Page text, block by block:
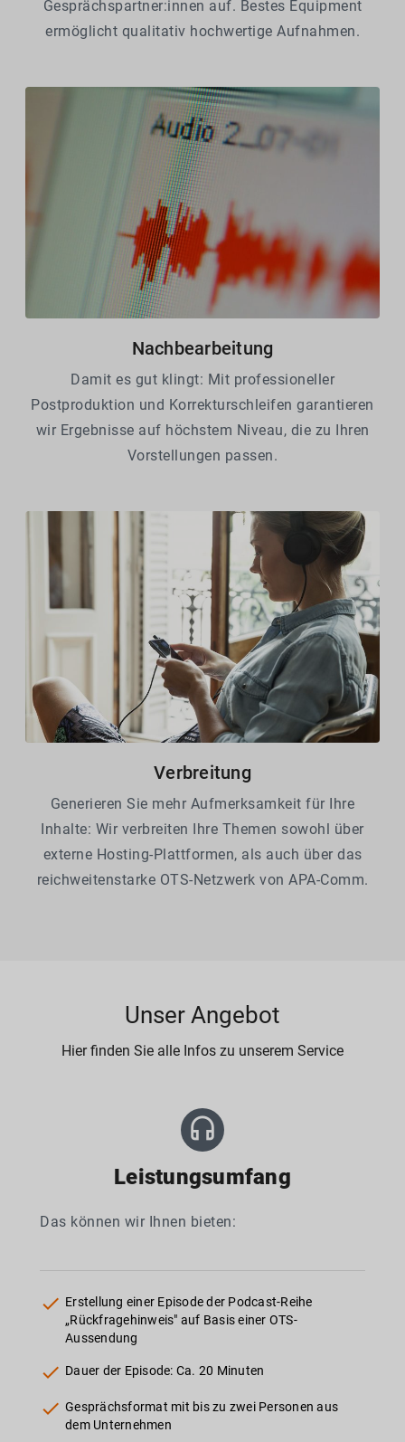
Gesprächspartner:innen auf. Bestes Equipment
ermöglicht qualitativ hochwertige Aufnahmen.
Nachbearbeitung
Damit es gut klingt: Mit professioneller
Postproduktion und Korrekturschleifen garantieren
wir Ergebnisse auf höchstem Niveau, die zu Ihren
Vorstellungen passen.
Verbreitung
Generieren Sie mehr Aufmerksamkeit für Ihre
Inhalte: Wir verbreiten Ihre Themen sowohl über
externe Hosting-Plattformen, als auch über das
reichweitenstarke OTS-Netzwerk von APA-Comm.
Unser Angebot
Hier finden Sie alle Infos zu unserem Service
headset
Leistungsumfang
Das können wir Ihnen bieten:
check Erstellung einer Episode der Podcast-Reihe
„Rückfragehinweis" auf Basis einer OTS-
Aussendung
check Dauer der Episode: Ca. 20 Minuten
check Gesprächsformat mit bis zu zwei Personen aus
dem Unternehmen